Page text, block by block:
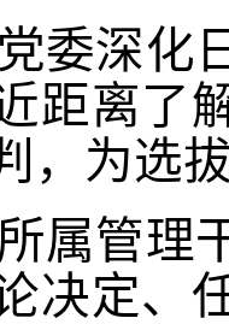
委深化
距离了
，为选
属管理
决定、